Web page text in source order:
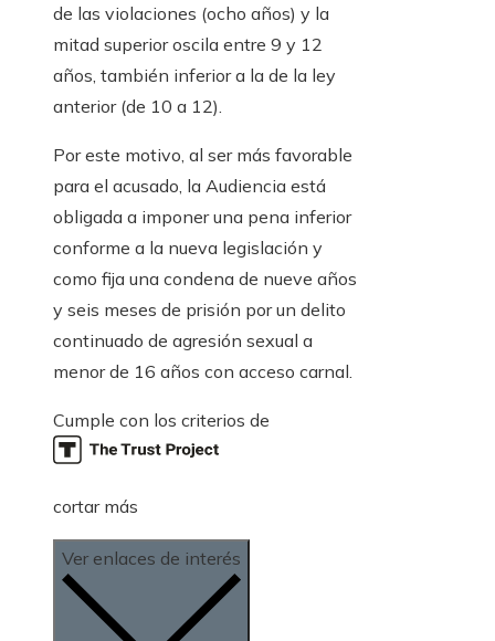
de las violaciones (ocho años) y la
mitad superior oscila entre 9 y 12
años, también inferior a la de la ley
anterior (de 10 a 12).
Por este motivo, al ser más favorable
para el acusado, la Audiencia está
obligada a imponer una pena inferior
conforme a la nueva legislación y
como fija una condena de nueve años
y seis meses de prisión por un delito
continuado de agresión sexual a
menor de 16 años con acceso carnal.
Cumple con los criterios de
cortar más
Ver enlaces de interés